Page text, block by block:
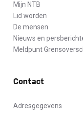
Mijn NTB
Lid worden
De mensen
Nieuws en
Meldpunt
Contact
Adresgegevens